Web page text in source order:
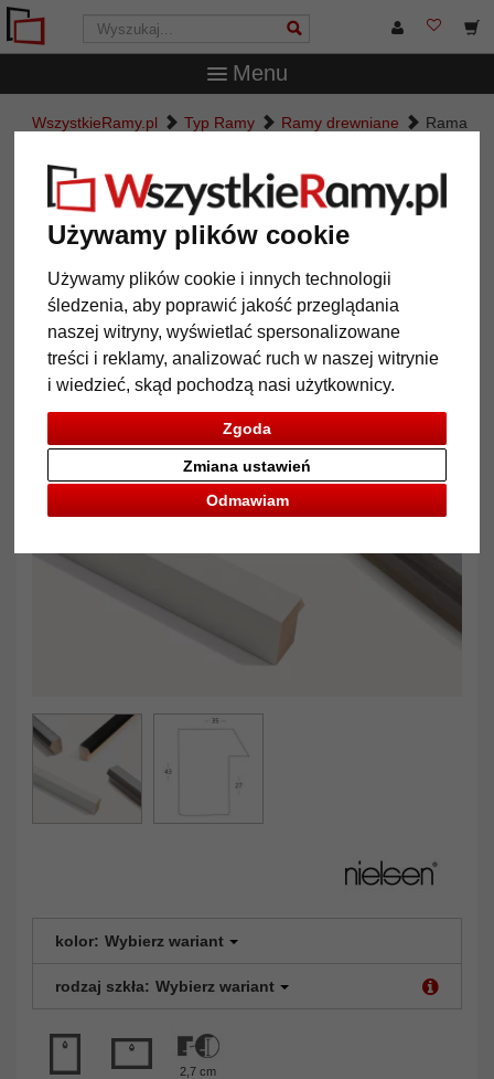
Używamy plików cookie
Używamy plików cookie i innych technologii
śledzenia, aby poprawić jakość przeglądania
naszej witryny, wyświetlać spersonalizowane
treści i reklamy, analizować ruch w naszej witrynie
i wiedzieć, skąd pochodzą nasi użytkownicy.
Zgoda
Odmawiam
Zmiana ustawień
Menu
WszystkieRamy.pl Typ Ramy Ramy drewniane
Rama
Rama drewniana na wymiar,
Contemporanea 35
Powrót
kolor: Wybierz wariant
rodzaj szkła: Wybierz wariant
2,7 cm